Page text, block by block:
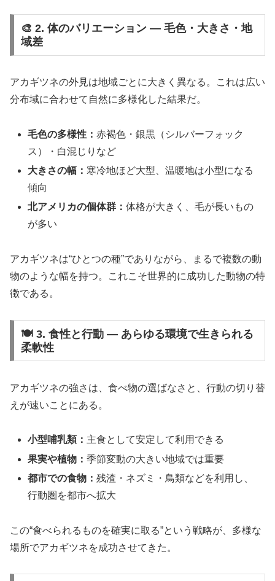
🎨 2. 体のバリエーション ― 毛色・大きさ・地
域差
アカギツネの外見は地域ごとに大きく異なる。これは広い
分布域に合わせて自然に多様化した結果だ。
毛色の多様性：赤褐色・銀黒（シルバーフォック
ス）・白混じりなど
大きさの幅： 寒冷地ほど大型、温暖地は小型になる
傾向
北アメリカの個体群：体格が大きく、毛が長いもの
が多い
アカギツネは“ひとつの種”でありながら、まるで複数の動
物のような幅を持つ。これこそ世界的に成功した動物の特
徴である。
🍽️ 3. 食性と行動 ― あらゆる環境で生きられる
柔軟性
アカギツネの強さは、食べ物の選ばなさと、行動の切り替
えが速いことにある。
小型哺乳類： 主食として安定して利用できる
果実や植物：季節変動の大きい地域では重要
都市での食物：残渣・ネズミ・鳥類などを利用し、
行動圏を都市へ拡大
この“食べられるものを確実に取る”という戦略が、多様な
場所でアカギツネを成功させてきた。